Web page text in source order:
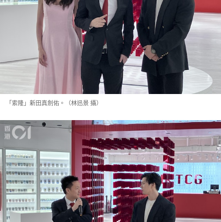
「索隆」新田真劍佑。（林迅景 攝）